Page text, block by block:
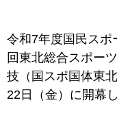
令和7年度国民スポ
回東北総合スポー
技（国スポ国体東
22日（金）に開幕し